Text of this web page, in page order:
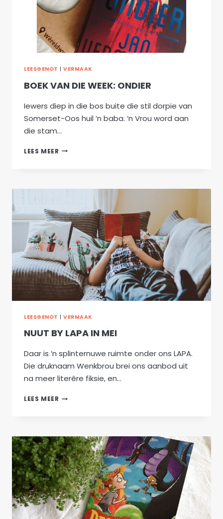
LEESGENOT |VERMAAK
BOEK VAN DIE WEEK: ONDIER
Iewers diep in die bos buite die stil dorpie van
Somerset-Oos huil ’n baba. ’n Vrou word aan
die stam…
LEES MEER BOEK
ONDIER
LEESGENOT |VERMAAK
NUUT BY LAPA IN MEI
Daar is ’n splinternuwe ruimte onder ons LAPA.
Die druknaam Wenkbrou brei ons aanbod uit
na meer literêre fiksie, en…
LEES MEER NUUT
MEI